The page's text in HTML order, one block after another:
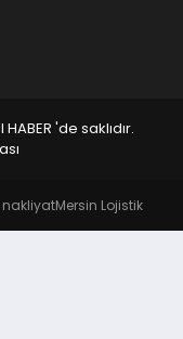
'de saklıdır.
nakliyatMersin Lojistik